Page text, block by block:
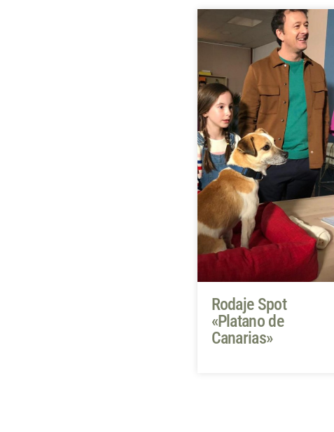
Rodaje Spot
«Platano de
Canarias»